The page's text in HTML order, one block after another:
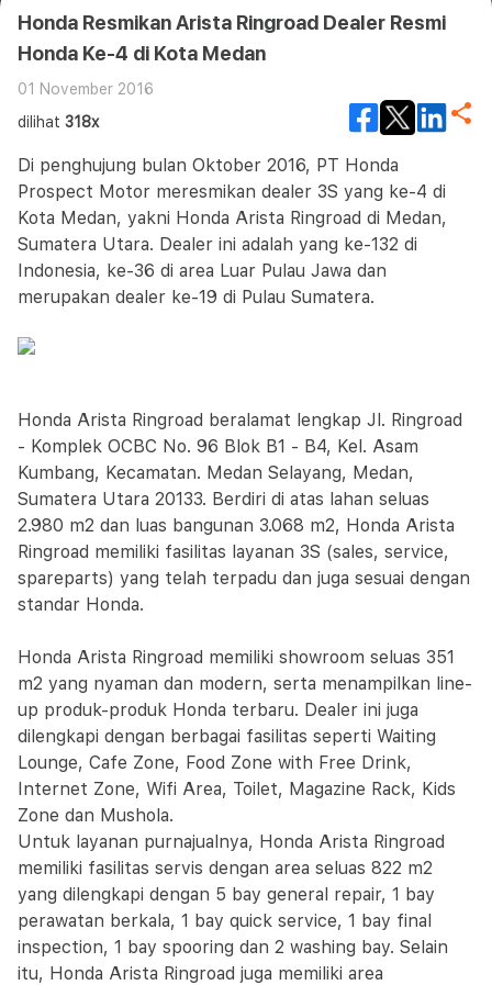
Honda Resmikan Arista Ringroad Dealer Resmi
Honda Ke-4 di Kota Medan
01 November 2016
dilihat 318x
Di penghujung bulan Oktober 2016, PT Honda
Prospect Motor meresmikan dealer 3S yang ke-4 di
Kota Medan, yakni Honda Arista Ringroad di Medan,
Sumatera Utara. Dealer ini adalah yang ke-132 di
Indonesia, ke-36 di area Luar Pulau Jawa dan
merupakan dealer ke-19 di Pulau Sumatera.
Honda Arista Ringroad beralamat lengkap Jl. Ringroad
- Komplek OCBC No. 96 Blok B1 - B4, Kel. Asam
Kumbang, Kecamatan. Medan Selayang, Medan,
Sumatera Utara 20133. Berdiri di atas lahan seluas
2.980 m2 dan luas bangunan 3.068 m2, Honda Arista
Ringroad memiliki fasilitas layanan 3S (sales, service,
spareparts) yang telah terpadu dan juga sesuai dengan
standar Honda.
Honda Arista Ringroad memiliki showroom seluas 351
m2 yang nyaman dan modern, serta menampilkan line-
up produk-produk Honda terbaru. Dealer ini juga
dilengkapi dengan berbagai fasilitas seperti Waiting
Lounge, Cafe Zone, Food Zone with Free Drink,
Internet Zone, Wifi Area, Toilet, Magazine Rack, Kids
Zone dan Mushola.
Untuk layanan purnajualnya, Honda Arista Ringroad
memiliki fasilitas servis dengan area seluas 822 m2
yang dilengkapi dengan 5 bay general repair, 1 bay
perawatan berkala, 1 bay quick service, 1 bay final
inspection, 1 bay spooring dan 2 washing bay. Selain
itu, Honda Arista Ringroad juga memiliki area